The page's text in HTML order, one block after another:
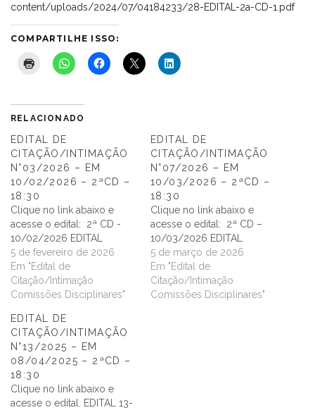
content/uploads/2024/07/04184233/28-EDITAL-2a-CD-1.pdf
COMPARTILHE ISSO:
RELACIONADO
EDITAL DE
CITAÇÃO/INTIMAÇÃO
N°03/2026 – EM
10/02/2026 – 2ªCD –
18:30
Clique no link abaixo e
acesse o edital: 2ª CD -
10/02/2026 EDITAL
5 de fevereiro de 2026
Em "Edital de
Citação/Intimação
Comissões Disciplinares"
EDITAL DE
CITAÇÃO/INTIMAÇÃO
N°07/2026 – EM
10/03/2026 – 2ªCD –
18:30
Clique no link abaixo e
acesse o edital: 2ª CD –
10/03/2026 EDITAL
5 de março de 2026
Em "Edital de
Citação/Intimação
Comissões Disciplinares"
EDITAL DE
CITAÇÃO/INTIMAÇÃO
N°13/2025 – EM
08/04/2025 – 2ªCD –
18:30
Clique no link abaixo e
acesse o edital. EDITAL 13-